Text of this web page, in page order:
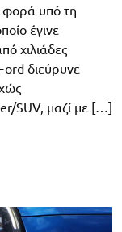
φορά υπό τη
έγινε
χιλιάδες
διεύρυνε
SUV, μαζί με […]